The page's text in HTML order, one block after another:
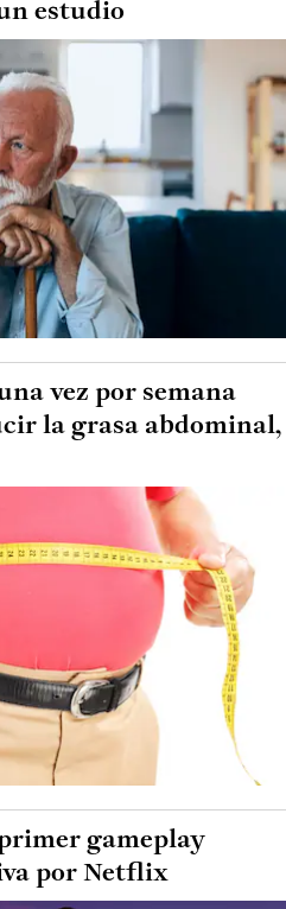
estudio
vez por semana
la grasa abdominal,
gameplay
por Netflix